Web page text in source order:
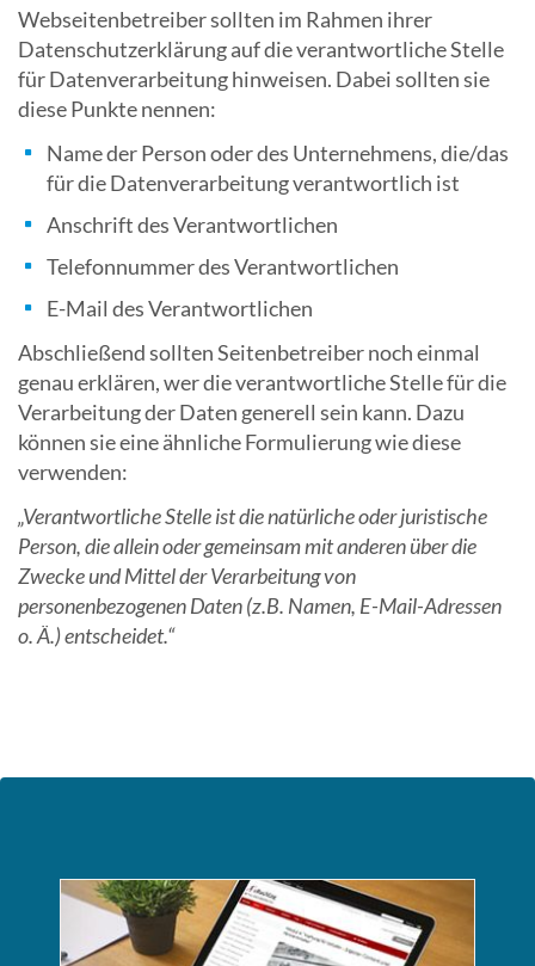
Webseitenbetreiber sollten im Rahmen ihrer
Datenschutzerklärung auf die verantwortliche Stelle
für Datenverarbeitung hinweisen. Dabei sollten sie
diese Punkte nennen:
Name der Person oder des Unternehmens, die/das
für die Datenverarbeitung verantwortlich ist
Anschrift des Verantwortlichen
Telefonnummer des Verantwortlichen
E-Mail des Verantwortlichen
Abschließend sollten Seitenbetreiber noch einmal
genau erklären, wer die verantwortliche Stelle für die
Verarbeitung der Daten generell sein kann. Dazu
können sie eine ähnliche Formulierung wie diese
verwenden:
„Verantwortliche Stelle ist die natürliche oder juristische
Person, die allein oder gemeinsam mit anderen über die
Zwecke und Mittel der Verarbeitung von
personenbezogenen Daten (z.B. Namen, E-Mail-Adressen
o. Ä.) entscheidet.“